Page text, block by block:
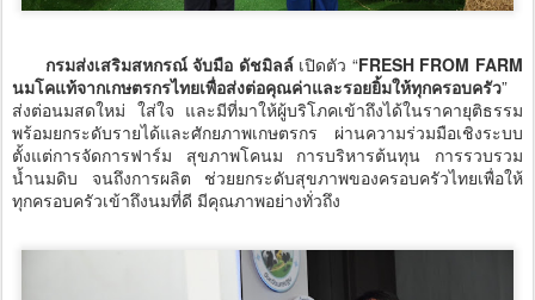
กรมส่งเสริมสหกรณ์ จับมือ ดัชมิลล์เปิดตัว “FRESH FROM FARM
นมโคแท้จากเกษตรกรไทยเพื่อส่งต่อคุณค่าและรอยยิ้มให้ทุกครอบครัว”
ส่งต่อนมสดใหม่ ใส่ใจ และมีที่มาให้ผู้บริโภคเข้าถึงได้ในราคายุติธรรม
พร้อมยกระดับรายได้และศักยภาพเกษตรกร ผ่านความร่วมมือเชิงระบบ
ตั้งแต่การจัดการฟาร์ม สุขภาพโคนม การบริหารต้นทุน การรวบรวม
น้ำนมดิบ จนถึงการผลิต ช่วยยกระดับสุขภาพของครอบครัวไทยเพื่อให้
ทุกครอบครัวเข้าถึงนมที่ดี มีคุณภาพอย่างทั่วถึง